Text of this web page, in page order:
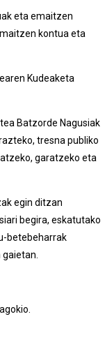
eta emaitzen
kontua eta
Kudeaketa
Batzorde Nagusiak
tresna publiko
garatzeko eta
egin ditzan
begira, eskatutako
betebeharrak